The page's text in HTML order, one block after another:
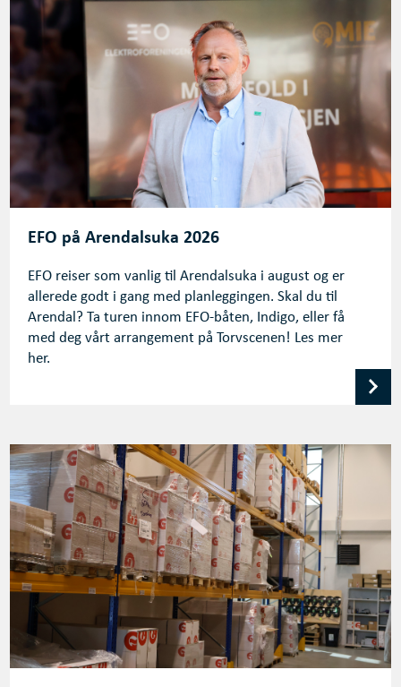
EFO på Arendalsuka 2026
EFO reiser som vanlig til Arendalsuka i august og er
allerede godt i gang med planleggingen. Skal du til
Arendal? Ta turen innom EFO-båten, Indigo, eller få
med deg vårt arrangement på Torvscenen! Les mer
her.